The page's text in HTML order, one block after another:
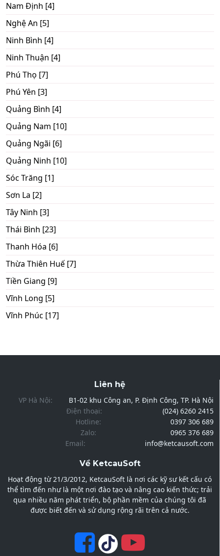
Nam Định [4]
Nghệ An [5]
Ninh Bình [4]
Ninh Thuận [4]
Phú Thọ [7]
Phú Yên [3]
Quảng Bình [4]
Quảng Nam [10]
Quảng Ngãi [6]
Quảng Ninh [10]
Sóc Trăng [1]
Sơn La [2]
Tây Ninh [3]
Thái Bình [23]
Thanh Hóa [6]
Thừa Thiên Huế [7]
Tiền Giang [9]
Vĩnh Long [5]
Vĩnh Phúc [17]
Liên hệ
VP Hà Nội:
B1-02 khu Công an, P. Định Công, TP. Hà Nội
Điện thoại:
(024) 6260 2415
Hotline:
0397 306 689
Zalo:
0965 376 689
Email:
info@ketcausoft.com
Về KetcauSoft
Hoạt động từ 21/3/2012, KetcauSoft là nơi các kỹ sư kết cấu có
thể tìm đến như là một nơi đào tạo và nâng cao kiến thức; trải
qua nhiều năm phát triển, bộ phần mềm của chúng tôi đã
được biết đến và sử dụng rộng rãi trên cả nước.